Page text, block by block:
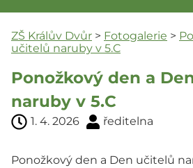
ZŠ Králův Dvůr > Fotogalerie >
učitelů naruby v 5.C
Ponožkový den a
naruby v 5.C
1. 4. 2026 ředitelna
Ponožkový den a Den učitelů